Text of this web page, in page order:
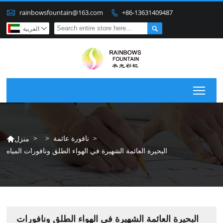
 rainbowsfountain@163.com  +86-13631409487
 العربية 
منزل > > نافورة عائمة >
البحيرة العائمة الشهيرة في الهواء الطلق ونافورات المياه
البحيرة العائمة الشهيرة في الهواء الطلق ونافورات